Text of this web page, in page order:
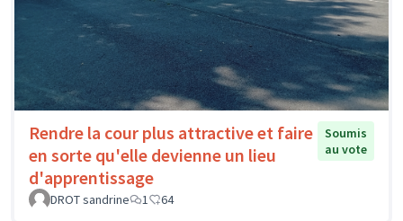
Rendre la cour plus attractive et faire
en sorte qu'elle devienne un lieu
d'apprentissage
Soumis
au vote
DROT sandrine 1 64